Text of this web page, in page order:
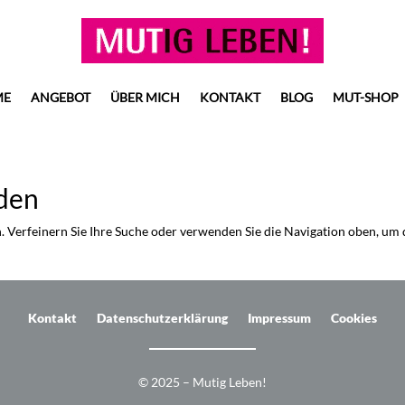
ANGEBOT ÜBER MICH KONTAKT BLOG MUT-SHOP
Sie Ihre Suche oder verwenden Sie die Navigation oben, um
Kontakt Datenschutzerklärung Impressum Cookies
© 2025 – Mutig Leben!